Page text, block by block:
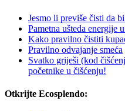
Jesmo li previše čisti da
Pametna ušteda energije
Kako pravilno čistiti
Pravilno odvajanje smeća
Svatko griješi (kod
početnike u čišćenju!
Otkrijte Ecosplendo: